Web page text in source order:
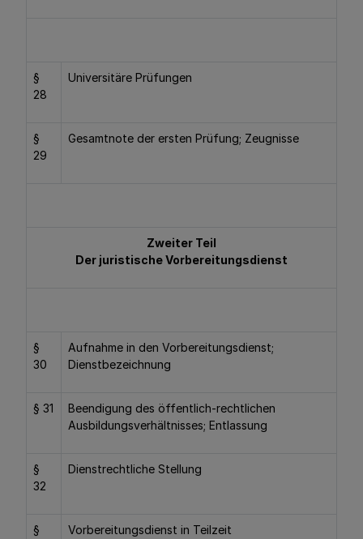
§
28
Universitäre Prüfungen
§
29
Gesamtnote der ersten Prüfung; Zeugnisse
Zweiter Teil
Der juristische Vorbereitungsdienst
§
30
Aufnahme in den Vorbereitungsdienst;
Dienstbezeichnung
§ 31
Beendigung des öffentlich-rechtlichen
Ausbildungsverhältnisses; Entlassung
§
32
Dienstrechtliche Stellung
§
Vorbereitungsdienst in Teilzeit